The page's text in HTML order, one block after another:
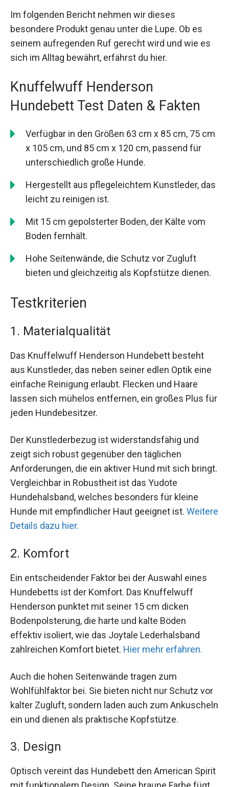
Im folgenden Bericht nehmen wir dieses
besondere Produkt genau unter die Lupe. Ob es
seinem aufregenden Ruf gerecht wird und wie es
sich im Alltag bewährt, erfährst du hier.
Knuffelwuff Henderson
Hundebett Test Daten & Fakten
Verfügbar in den Größen 63 cm x 85 cm, 75 cm
x 105 cm, und 85 cm x 120 cm, passend für
unterschiedlich große Hunde.
Hergestellt aus pflegeleichtem Kunstleder, das
leicht zu reinigen ist.
Mit 15 cm gepolsterter Boden, der Kälte vom
Boden fernhält.
Hohe Seitenwände, die Schutz vor Zugluft
bieten und gleichzeitig als Kopfstütze dienen.
Testkriterien
1. Materialqualität
Das Knuffelwuff Henderson Hundebett besteht
aus Kunstleder, das neben seiner edlen Optik eine
einfache Reinigung erlaubt. Flecken und Haare
lassen sich mühelos entfernen, ein großes Plus für
jeden Hundebesitzer.
Der Kunstlederbezug ist widerstandsfähig und
zeigt sich robust gegenüber den täglichen
Anforderungen, die ein aktiver Hund mit sich bringt.
Vergleichbar in Robustheit ist das Yudote
Hundehalsband, welches besonders für kleine
Hunde mit empfindlicher Haut geeignet ist. Weitere
Details dazu hier.
2. Komfort
Ein entscheidender Faktor bei der Auswahl eines
Hundebetts ist der Komfort. Das Knuffelwuff
Henderson punktet mit seiner 15 cm dicken
Bodenpolsterung, die harte und kalte Böden
effektiv isoliert, wie das Joytale Lederhalsband
zahlreichen Komfort bietet. Hier mehr erfahren.
Auch die hohen Seitenwände tragen zum
Wohlfühlfaktor bei. Sie bieten nicht nur Schutz vor
kalter Zugluft, sondern laden auch zum Ankuscheln
ein und dienen als praktische Kopfstütze.
3. Design
Optisch vereint das Hundebett den American Spirit